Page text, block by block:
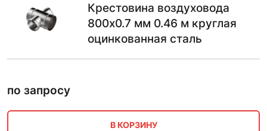
Крестовина воздуховода
800х0.7 мм 0.46 м круглая
оцинкованная сталь
по запросу
В КОРЗИНУ